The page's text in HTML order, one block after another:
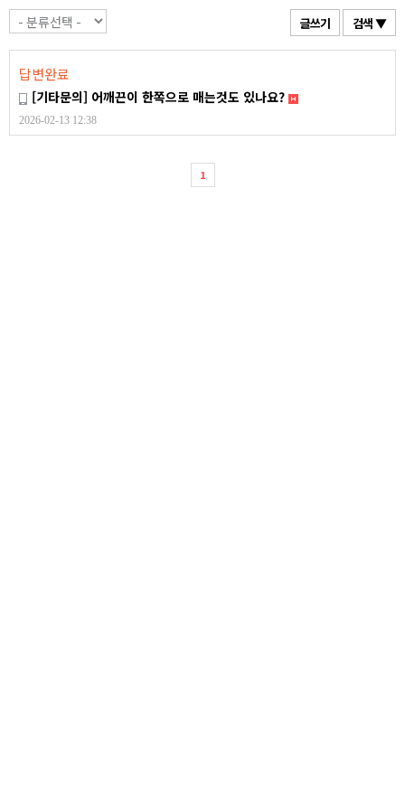
글쓰기 검색 ▼
답변완료
[기타문의] 어깨끈이 한쪽으로 매는것도 있나요?
2026-02-13 12:38
1